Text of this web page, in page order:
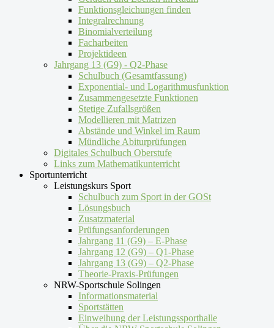
Funktionsgleichungen finden
Integralrechnung
Binomialverteilung
Facharbeiten
Projektideen
Jahrgang 13 (G9) - Q2-Phase
Schulbuch (Gesamtfassung)
Exponential- und Logarithmusfunktion
Zusammengesetzte Funktionen
Stetige Zufallsgrößen
Modellieren mit Matrizen
Abstände und Winkel im Raum
Mündliche Abiturprüfungen
Digitales Schulbuch Oberstufe
Links zum Mathematikunterricht
Sportunterricht
Leistungskurs Sport
Schulbuch zum Sport in der GOSt
Lösungsbuch
Zusatzmaterial
Prüfungsanforderungen
Jahrgang 11 (G9) – E-Phase
Jahrgang 12 (G9) – Q1-Phase
Jahrgang 13 (G9) – Q2-Phase
Theorie-Praxis-Prüfungen
NRW-Sportschule Solingen
Informationsmaterial
Sportstätten
Einweihung der Leistungssporthalle